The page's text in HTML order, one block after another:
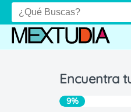
Encuentra
9%